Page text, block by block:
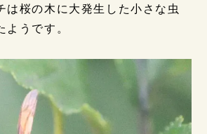
は桜の木に大発生した小さな虫
うです。